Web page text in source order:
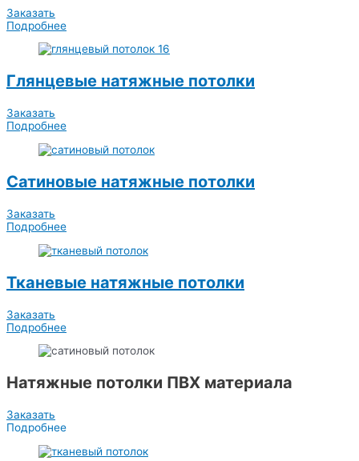
Заказать
Подробнее
Глянцевые натяжные потолки
Заказать
Подробнее
Сатиновые натяжные потолки
Заказать
Подробнее
Тканевые натяжные потолки
Заказать
Подробнее
Натяжные потолки ПВХ материала
Заказать
Подробнее